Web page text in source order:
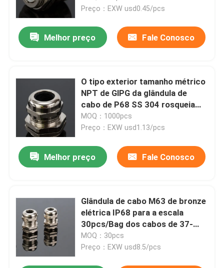
Preço：EXW usd0.45/pcs
Melhor preço Fale Conosco
O tipo exterior tamanho métrico
NPT de GlPG da glândula de
cabo de P68 SS 304 rosqueia
impermeável
MOQ：1000pcs
Preço：EXW usd1.13/pcs
Melhor preço Fale Conosco
Glândula de cabo M63 de bronze
elétrica IP68 para a escala
30pcs/Bag dos cabos de 37-
44mm
MOQ：30pcs
Preço：EXW usd8.5/pcs